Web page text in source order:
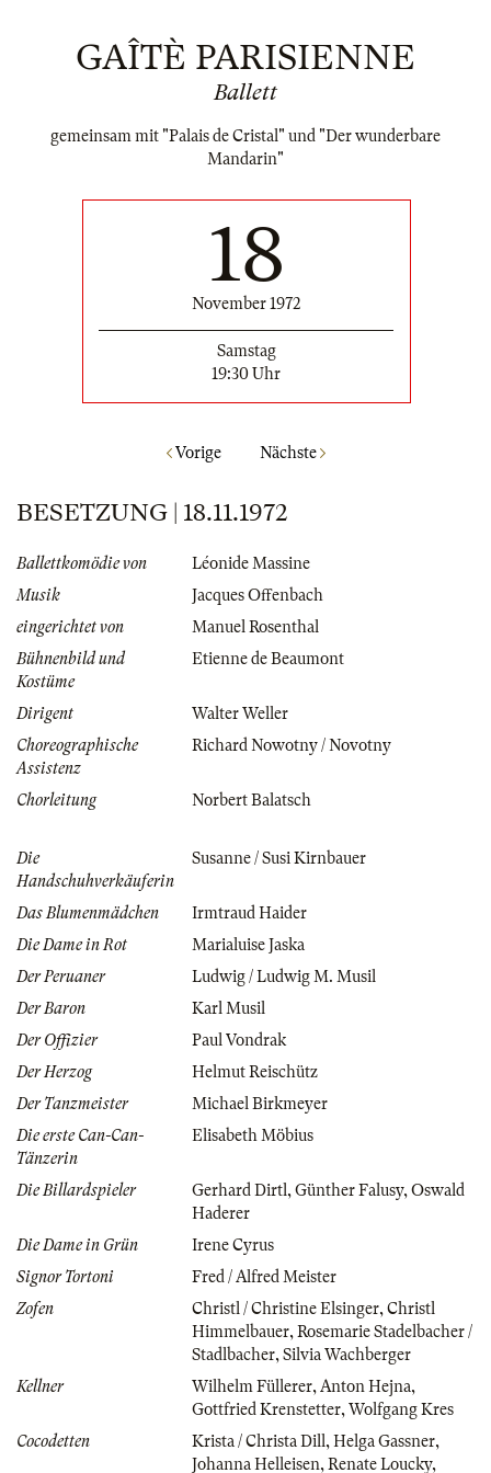
GAÎTÈ PARISIENNE
Ballett
gemeinsam mit "Palais de Cristal" und "Der wunderbare
Mandarin"
18
November 1972
Samstag
19:30 Uhr
Vorige Nächste
BESETZUNG | 18.11.1972
Ballettkomödie von
Léonide Massine
Musik
Jacques Offenbach
eingerichtet von
Manuel Rosenthal
Bühnenbild und
Kostüme
Etienne de Beaumont
Dirigent
Walter Weller
Choreographische
Assistenz
Richard Nowotny / Novotny
Chorleitung Norbert Balatsch
Die
Handschuhverkäuferin
Susanne / Susi Kirnbauer
Das Blumenmädchen
Irmtraud Haider
Die Dame in Rot
Marialuise Jaska
Der Peruaner
Ludwig / Ludwig M. Musil
Der Baron
Karl Musil
Der Offizier
Paul Vondrak
Der Herzog
Helmut Reischütz
Der Tanzmeister
Michael Birkmeyer
Die erste Can-Can-
Tänzerin
Elisabeth Möbius
Die Billardspieler Gerhard Dirtl , Günther Falusy, Oswald
Haderer
Die Dame in Grün
Irene Cyrus
Signor Tortoni
Fred / Alfred Meister
Zofen
Christl / Christine Elsinger, Christl
Himmelbauer, Rosemarie Stadelbacher /
Stadlbacher, Silvia Wachberger
Kellner
Wilhelm Füllerer, Anton Hejna,
Gottfried Krenstetter, Wolfgang Kres
Cocodetten
Krista / Christa Dill , Helga Gassner,
Johanna Helleisen, Renate Loucky,